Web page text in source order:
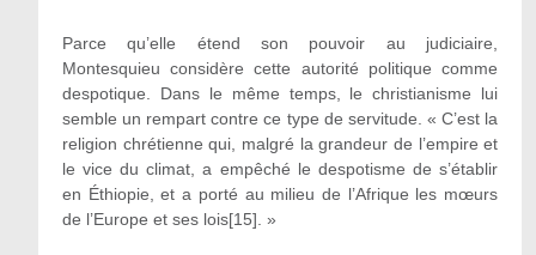
Parce qu’elle étend son pouvoir au judiciaire,
Montesquieu considère cette autorité politique comme
despotique. Dans le même temps, le christianisme lui
semble un rempart contre ce type de servitude. « C’est la
religion chrétienne qui, malgré la grandeur de l’empire et
le vice du climat, a empêché le despotisme de s’établir
en Éthiopie, et a porté au milieu de l’Afrique les mœurs
de l’Europe et ses lois[15]. »